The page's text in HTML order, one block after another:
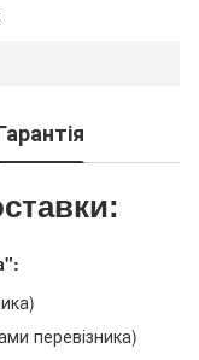
перевізника)